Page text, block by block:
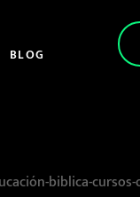
BLOG